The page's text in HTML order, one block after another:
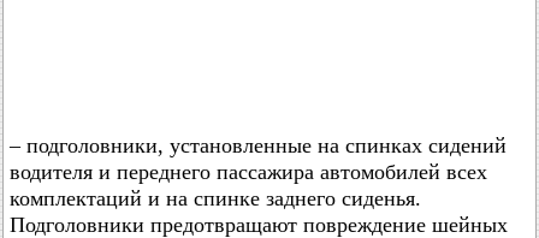
– подголовники, установленные на спинках сидений
водителя и переднего пассажира автомобилей всех
комплектаций и на спинке заднего сиденья.
Подголовники предотвращают повреждение шейных